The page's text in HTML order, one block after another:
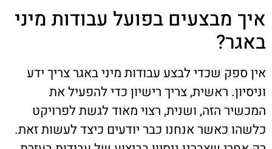
איך מבצעים בפועל עבודות מיני
באגר?
אין ספק שכדי לבצע עבודות מיני באגר צריך ידע
וניסיון. ראשית, צריך רישיון כדי להפעיל את
המכשיר הזה, ושנית, רצוי מאוד לגשת לפרויקט
כלשהו כאשר אנחנו כבר יודעים כיצד לעשות זאת.